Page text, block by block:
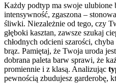
Każdy podtyp ma swoje ulubione
intensywność, zgaszona –
śliwki. Niezależnie od tego, czy
głęboki kasztan, zawsze szukaj
chłodnych odcieni szarości,
brąz. Pamiętaj, że Twoja uroda
dobrana paleta barw sprawi, że
promiennie i z klasą. Analizując
pewnością zbudujesz garderobę,